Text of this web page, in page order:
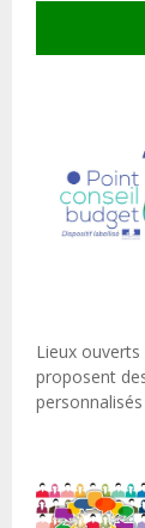
Lieux
proposent